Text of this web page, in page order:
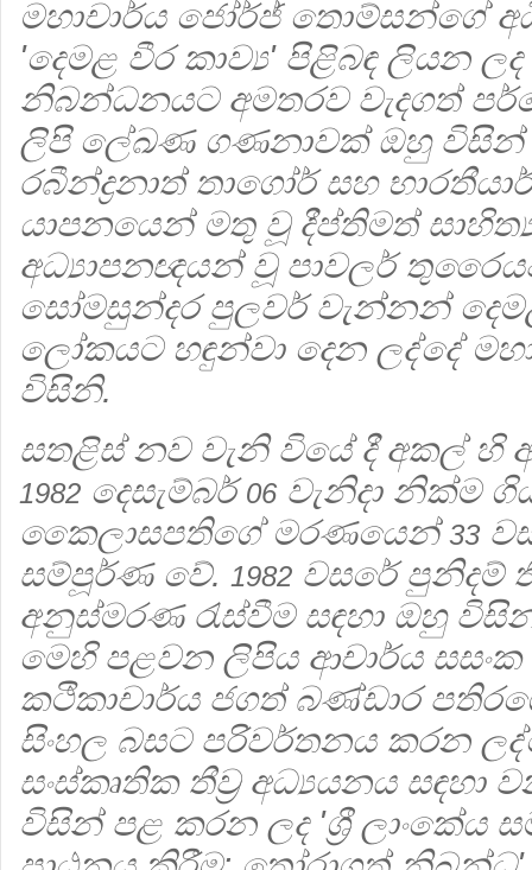
මහාචාර්ය ජෝර්ජ් තොම්සන්ගේ
'දෙමළ වීර කාව්‍ය' පිළිබඳ ලියන
නිබන්ධනයට අමතරව වැදගත්
ලිපි ලේඛණ ගණනාවක් ඔහු විසින්
රබීන්ද්‍රනාත් තාගෝර් සහ
යාපනයෙන් මතු වූ දීප්තිමත්
අධ්‍යාපනඥයන් වූ පාවලර්
සෝමසුන්දර පුලවර් වැන්නන්
ලෝකයට හඳුන්වා දෙන ලද්දේ
විසිනි.
සතළිස් නව වැනි වියේ දී අකල් හි
1982 දෙසැම්බර්06 වැනිදා නික්ම
කෛලාසපතිගේ මරණයෙන්33
සම්පූර්ණ වේ. 1982 වසරේ පුනිදම්
අනුස්මරණ රැස්වීම සඳහා ඔහු
මෙහි පළවන ලිපිය ආචාර්ය සසංක
කථිකාචාර්ය ජගත් බණ්ඩාර
සිංහල බසට පරිවර්තනය කරන
සංස්කෘතික තීව්‍ර අධ්‍යයනය
විසින් පළ කරන ලද 'ශ්‍රී ලාංකේය